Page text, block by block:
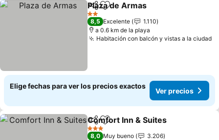
CompartirAgregar a favoritos
Plaza de Armas
2 Estrellas
8,5 Excelente
1.110
a 0.6 km de la playa
Habitación con balcón y vistas a la ciudad
Elige fechas para ver los precios exactos
Ver precios
CompartirAgregar a favoritos
Comfort Inn & Suites
3 Estrellas
8,0 Muy bueno
3.206